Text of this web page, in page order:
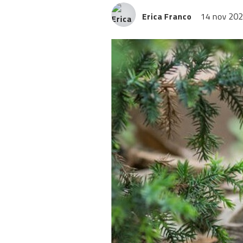
Erica Franco 14 nov